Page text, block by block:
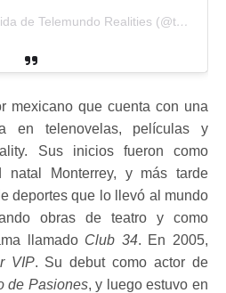
Una publicación compartida de Telemundo Realities (@telemundorealities)
mexicano que cuenta con una
en telenovelas, películas y
Sus inicios fueron como
natal Monterrey, y más tarde
deportes que lo llevó al mundo
obras de teatro y como
llamado Club 34. En 2005,
VIP. Su debut como actor de
de Pasiones, y luego estuvo en